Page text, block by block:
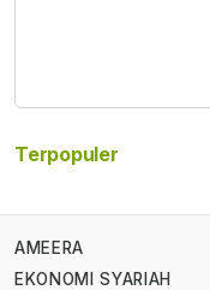
Terpopuler
AMEERA
EKONOMI SYARIAH